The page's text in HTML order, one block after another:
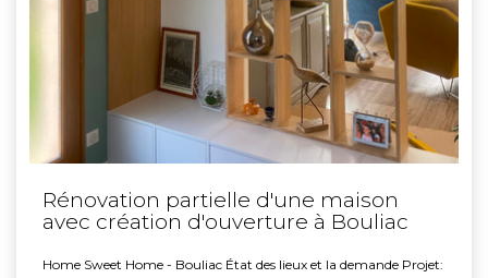
Rénovation partielle d'une maison
avec création d'ouverture à Bouliac
Home Sweet Home - Bouliac État des lieux et la demande Projet: